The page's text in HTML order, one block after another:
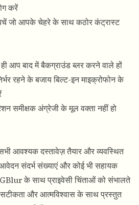
करें
जो आपके चेहरे के साथ कठोर कंट्रास्ट
आप बाद में बैकग्राउंड ब्लर करने वाले हों
रहने के बजाय बिल्ट-इन माइक्रोफोन के
समीक्षक अंग्रेजी के मूल वक्ता नहीं हो
आवश्यक दस्तावेज़ तैयार और व्यवस्थित
संदर्भ संख्याएं और कोई भी सहायक
के साथ प्राइवेसी चिंताओं को संभालते
और आत्मविश्वास के साथ प्रस्तुत